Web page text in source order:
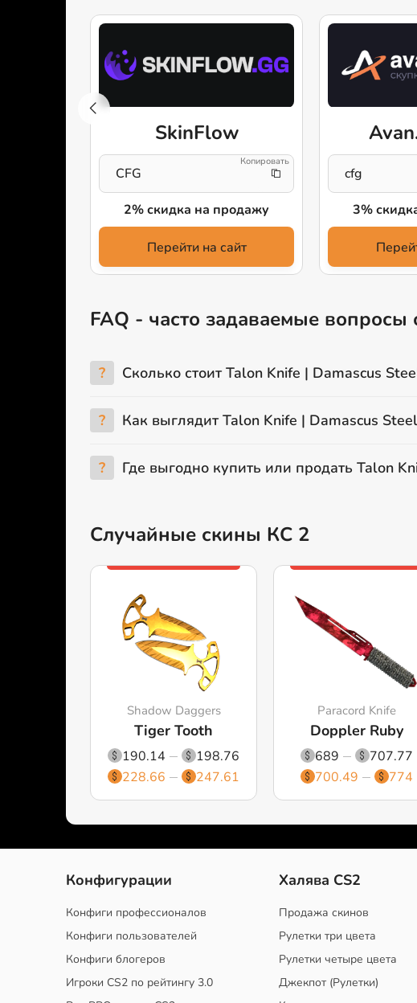
SkinFlow
CFG
2% скидка на продажу
Перейти на сайт
cfg
3%
FAQ - часто задаваемые вопросы
? Сколько стоит Talon Knife | Damascus
? Как выглядит Talon Knife | Damascus
? Где выгодно купить или продать Talon
Случайные скины КС 2
Shadow Daggers
Tiger Tooth
190.14
198.76
228.66
247.61
Paracord Knife
Doppler Ruby
689
707.77
700.49
774
Конфигурации
Конфиги профессионалов
Конфиги пользователей
Конфиги блогеров
Игроки CS2 по рейтингу 3.0
Халява CS2
Продажа скинов
Рулетки три цвета
Рулетки четыре цвета
Джекпот (Рулетки)